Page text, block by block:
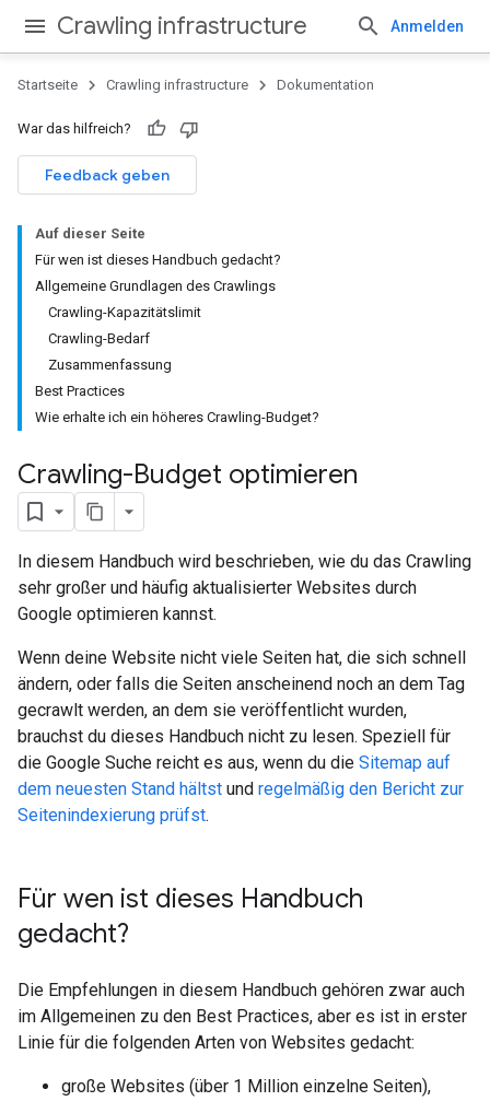
Crawling infrastructure Anmelden
Startseite Crawling infrastructure Dokumentation
War das hilfreich?
Feedback geben
Auf dieser Seite
Für wen ist dieses Handbuch gedacht?
Allgemeine Grundlagen des Crawlings
Crawling-Kapazitätslimit
Crawling-Bedarf
Zusammenfassung
Best Practices
Wie erhalte ich ein höheres Crawling-Budget?
Crawling-Budget optimieren
In diesem Handbuch wird beschrieben, wie du das Crawling
sehr großer und häufig aktualisierter Websites durch
Google optimieren kannst.
Wenn deine Website nicht viele Seiten hat, die sich schnell
ändern, oder falls die Seiten anscheinend noch an dem Tag
gecrawlt werden, an dem sie veröffentlicht wurden,
brauchst du dieses Handbuch nicht zu lesen. Speziell für
die Google Suche reicht es aus, wenn du die Sitemap auf
dem neuesten Stand hältst und regelmäßig den Bericht zur
Seitenindexierung prüfst.
Für wen ist dieses Handbuch
gedacht?
Die Empfehlungen in diesem Handbuch gehören zwar auch
im Allgemeinen zu den Best Practices, aber es ist in erster
Linie für die folgenden Arten von Websites gedacht:
große Websites (über 1 Million einzelne Seiten),